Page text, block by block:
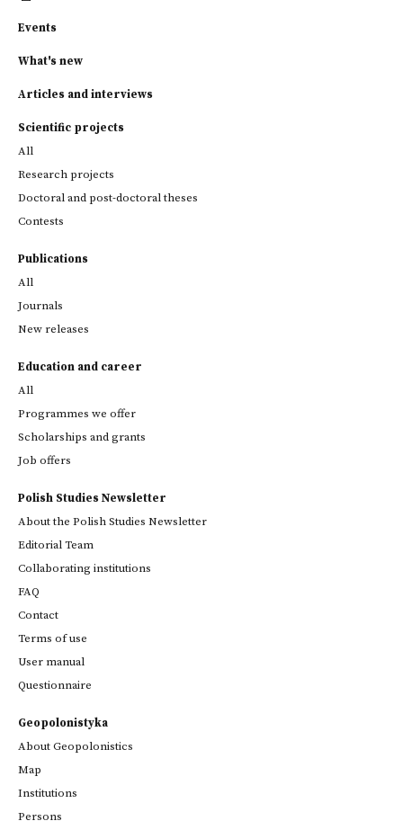
Events
What's new
Articles and interviews
Scientific projects
All
Research projects
Doctoral and post-doctoral theses
Contests
Publications
All
Journals
New releases
Education and career
All
Programmes we offer
Scholarships and grants
Job offers
Polish Studies Newsletter
About the Polish Studies Newsletter
Editorial Team
Collaborating institutions
FAQ
Contact
Terms of use
User manual
Questionnaire
Geopolonistyka
About Geopolonistics
Map
Institutions
Persons